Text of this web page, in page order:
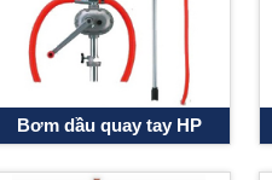
Bơm dầu quay tay HP